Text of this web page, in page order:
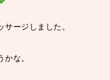
ージしました。
な。